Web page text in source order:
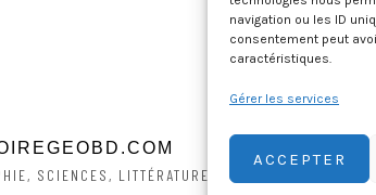
navigation ou les ID
consentement peut
caractéristiques.
Gérer les services
ACCEPTER
SCIENCES, LITTÉRATURE EN BD